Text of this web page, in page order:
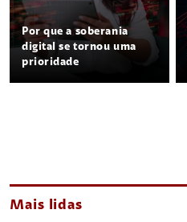
Por que a soberania
digital se tornou uma
prioridade
Mais lidas